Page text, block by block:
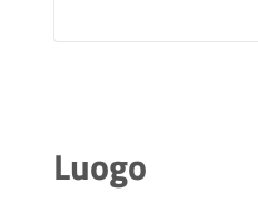
Luogo